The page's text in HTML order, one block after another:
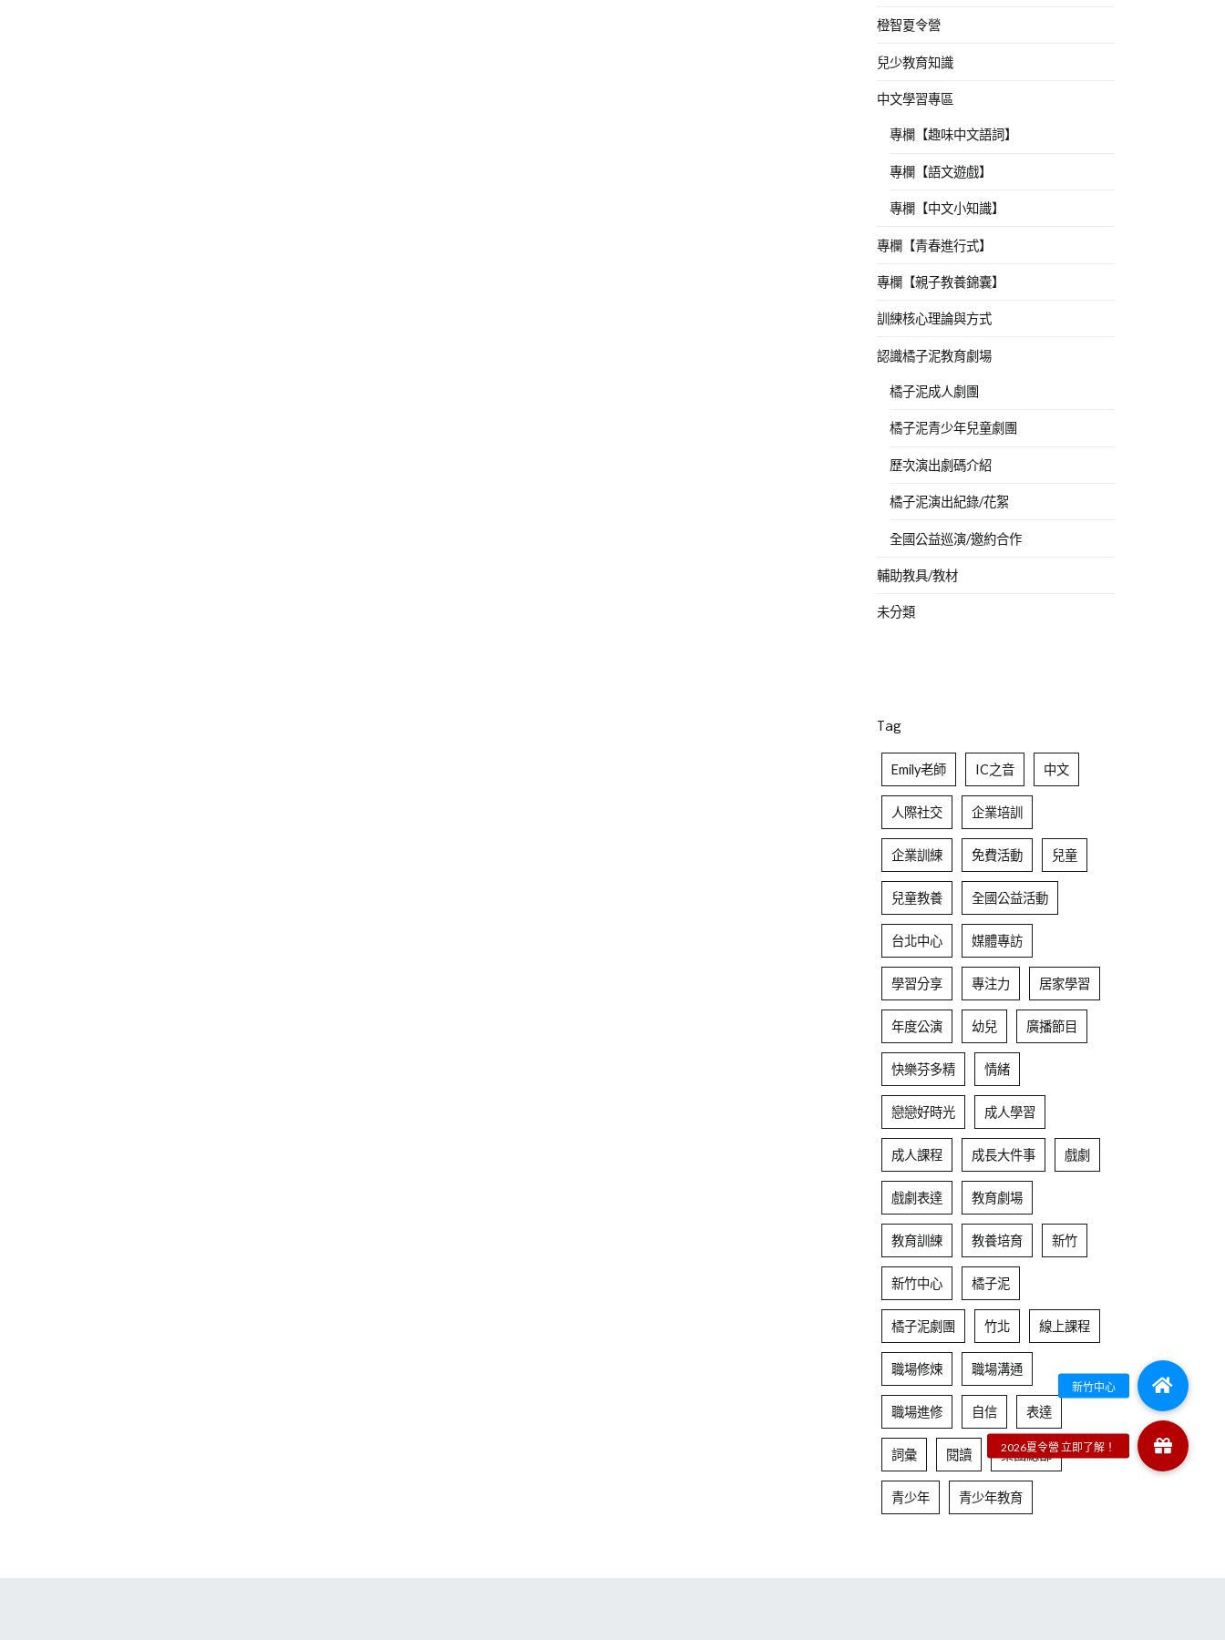
橙智夏令營
兒少教育知識
中文學習專區
專欄【趣味中文語詞】
專欄【語文遊戲】
專欄【中文小知識】
專欄【青春進行式】
專欄【親子教養錦囊】
訓練核心理論與方式
認識橘子泥教育劇場
橘子泥成人劇團
橘子泥青少年兒童劇團
歷次演出劇碼介紹
橘子泥演出紀錄/花絮
全國公益巡演/邀約合作
輔助教具/教材
未分類
Tag
Emily老師 IC之音 中文
人際社交 企業培訓
企業訓練 免費活動 兒童
兒童教養 全國公益活動
台北中心 媒體專訪
學習分享 專注力 居家學習
年度公演 幼兒 廣播節目
快樂芬多精 情緒
戀戀好時光 成人學習
成人課程 成長大件事 戲劇
戲劇表達 教育劇場
教育訓練 教養培育 新竹
新竹中心 橘子泥
橘子泥劇團 竹北 線上課程
職場修煉 職場溝通
職場進修 自信 表達
詞彙 閱讀 集團總部
青少年 青少年教育